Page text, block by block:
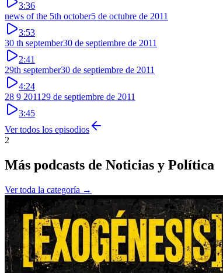
3:36
news of the 5th october5 de octubre de 2011
3:53
30 th september30 de septiembre de 2011
2:41
29th september30 de septiembre de 2011
4:24
28 9 2011 29 de septiembre de 2011
3:45
Ver todos los episodios
2
Más podcasts de Noticias y Política
Ver toda la categoría →